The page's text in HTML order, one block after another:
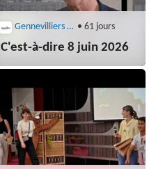
Gennevilliers (92230) • 61 jours
C'est-à-dire 8 juin 2026